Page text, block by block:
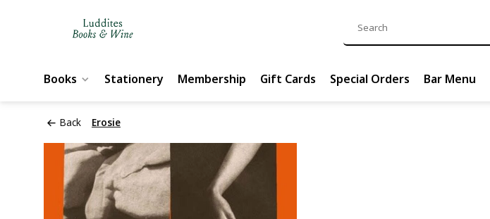
Books Stationery Membership Gift Cards Special Orders Bar Menu
Back Erosie